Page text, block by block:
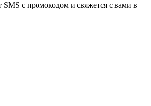
с промокодом и свяжется с вами в